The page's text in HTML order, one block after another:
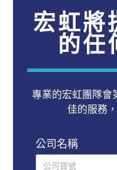
宏虹將
的任
專業的宏虹團隊會
佳的服務
公司名稱